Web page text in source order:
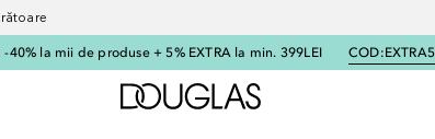
-40% la mii de produse + 5% EXTRA la min. 399LEI COD:
Către pagina principală